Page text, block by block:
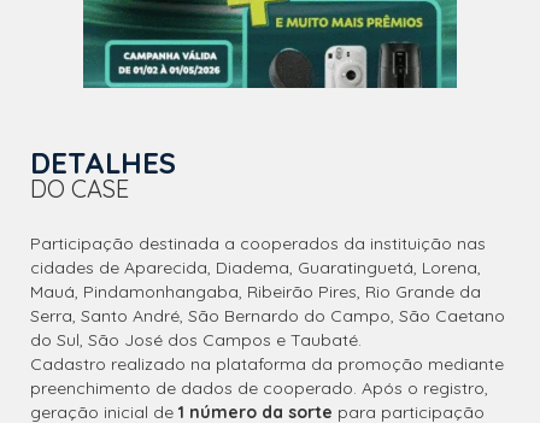
DETALHES
DO CASE
Participação destinada a cooperados da instituição nas
cidades de Aparecida, Diadema, Guaratinguetá, Lorena,
Mauá, Pindamonhangaba, Ribeirão Pires, Rio Grande da
Serra, Santo André, São Bernardo do Campo, São Caetano
do Sul, São José dos Campos e Taubaté.
Cadastro realizado na plataforma da promoção mediante
preenchimento de dados de cooperado. Após o registro,
geração inicial de 1 número da sorte para participação